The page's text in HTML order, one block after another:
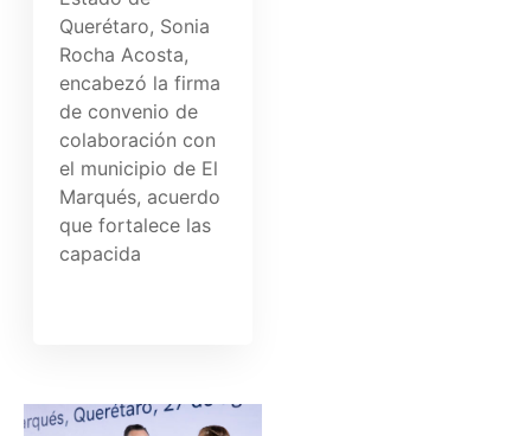
Querétaro, Sonia
Rocha Acosta,
encabezó la firma
de convenio de
colaboración con
el municipio de El
Marqués, acuerdo
que fortalece las
capacida